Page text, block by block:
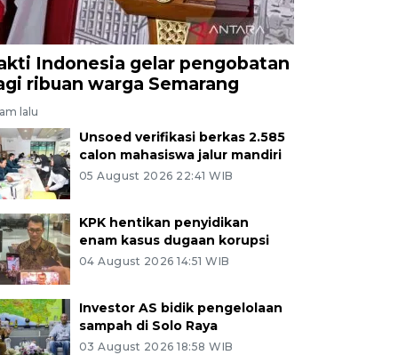
Indonesia gelar pengobatan
ribuan warga Semarang
lalu
Unsoed verifikasi berkas 2.585
calon mahasiswa jalur mandiri
05 August 2026 22:41 WIB
KPK hentikan penyidikan
enam kasus dugaan korupsi
04 August 2026 14:51 WIB
Investor AS bidik pengelolaan
sampah di Solo Raya
03 August 2026 18:58 WIB